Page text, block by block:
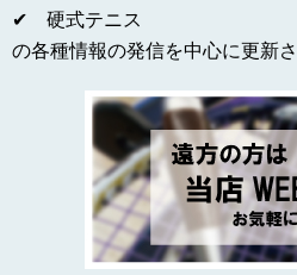
✔ 硬式テニス
の各種情報の発信を中心に更新